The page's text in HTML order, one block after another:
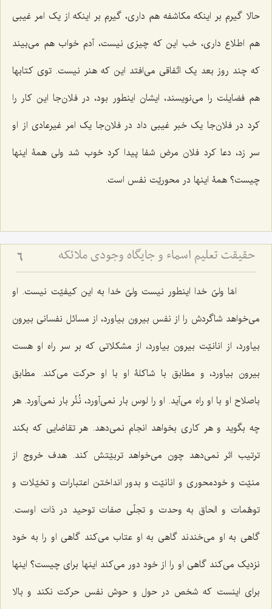
حالا گیرم بر اینکه مکاشفه هم داری، گیرم بر اینکه از یک امر غیبی
هم اطلاع داری، خب این که چیزی نیست، آدم خواب هم می‌بیند
که چند روز بعد یک اتّفاقی می‌افتد این که هنر نیست. توی کتابها
هم فضایلت را می‌نویسند، ایشان اینطور بود، در فلان‌جا این کار را
کرد در فلان‌جا یک خبر غیبی داد در فلان‌جا یک امر غیرعادی از او
سر زد، دعا کرد فلان مرض شفا پیدا کرد خوب شد ولی همۀ اینها
چیست؟ همۀ اینها در محوریّت نفس است.
حقیقت تعلیم اسماء و جایگاه وجودی ملائکه 6
امّا ولیّ خدا اینطور نیست ولیّ خدا به این کیفیّت نیست. او
می‌خواهد شاگردش را از نفس بیرون بیاورد، از مسائل نفسانی بیرون
بیاورد، از انانیّت بیرون بیاورد، از مشکلاتی که بر سر راه او هست
بیرون بیاورد، و مطابق با شاکلۀ او با او حرکت می‌کند. مطابق
باصلاح او با او راه می‌آید. او را لوس بار نمی‌آورد، نُنُر بار نمی‌آورد. هر
چه بگوید و هر کاری بخواهد انجام نمی‌دهد. هر تقاضایی که بکند
ترتیب اثر نمی‌دهد چون می‌خواهد تربیّتش کند. هدف خروج از
منیّت و خودمحوری و انانیّت و بدور انداختن اعتبارات و تخیّلات و
توهّمات و الحاق به وحدت و تجلّی صفات توحید در ذات اوست.
گاهی به او می‌خندند گاهی به او عتاب می‌کند گاهی او را به خود
نزدیک می‌کند گاهی او را از خود دور می‌کند اینها برای چیست؟ اینها
برای اینست که شخص در حول و حوش نفس حرکت نکند و بالا